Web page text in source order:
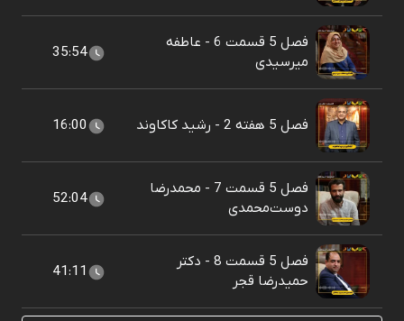
فصل 5 قسمت 6 - عاطفه
میرسیدی
35:54
فصل 5 هفته 2 - رشید کاکاوند 16:00
فصل 5 قسمت 7 - محمدرضا
دوست‌محمدی
52:04
فصل 5 قسمت 8 - دکتر
حمیدرضا قجر
41:11